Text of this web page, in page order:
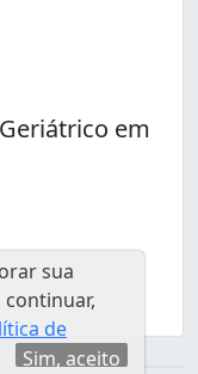
em
sua
continuar,
de
Sim, aceito